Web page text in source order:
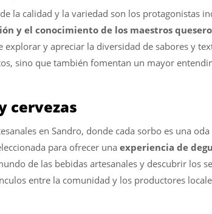
la calidad y la variedad son los protagonistas
y el conocimiento de los maestros
y apreciar la diversidad de sabores y
sino que también fomentan un mayor
cervezas
en Sandro, donde cada sorbo es una
para ofrecer una experiencia de
de las bebidas artesanales y descubrir los
entre la comunidad y los productores